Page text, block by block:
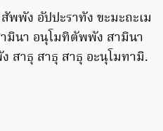
พัง อัปปะราทัง ขะมะถะเม
นา อนุโมทิตัพพัง สามินา
าธุ สาธุ สาธุ อะนุโมทามิ.